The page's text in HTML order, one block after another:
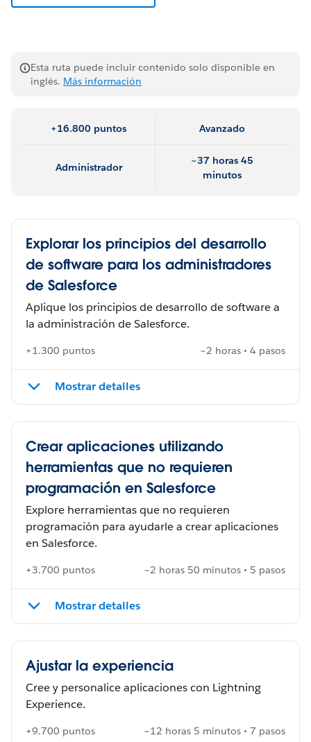
Esta ruta puede incluir contenido solo disponible en
inglés. Más información
+16.800 puntos Avanzado
Administrador
~37 horas 45
minutos
Explorar los principios del desarrollo
de software para los administradores
de Salesforce
Aplique los principios de desarrollo de software a
la administración de Salesforce.
+1.300 puntos ~2 horas • 4 pasos
Mostrar detalles
Crear aplicaciones utilizando
herramientas que no requieren
programación en Salesforce
Explore herramientas que no requieren
programación para ayudarle a crear aplicaciones
en Salesforce.
+3.700 puntos ~2 horas 50 minutos • 5 pasos
Mostrar detalles
Ajustar la experiencia
Cree y personalice aplicaciones con Lightning
Experience.
+9.700 puntos ~12 horas 5 minutos • 7 pasos